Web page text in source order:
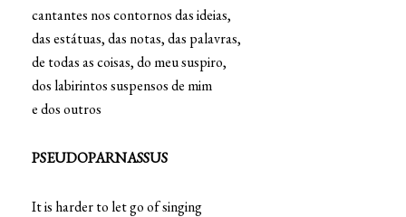
cantantes nos contornos das ideias,
das estátuas, das notas, das palavras,
de todas as coisas, do meu suspiro,
dos labirintos suspensos de mim
e dos outros
PSEUDOPARNASSUS
It is harder to let go of singing